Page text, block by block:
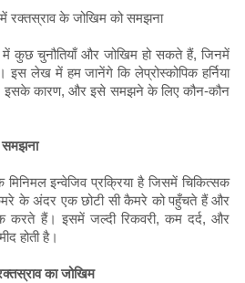
कुछ चुनौतियाँ और जोखिम हो सकते हैं, जिनमें
लेख में हम जानेंगे कि लेप्रोस्कोपिक हर्निया
है, इसके कारण, और इसे समझने के लिए कौन-कौन
समझना
मिनिमल इन्वेजिव प्रक्रिया है जिसमें चिकित्सक
के अंदर एक छोटी सी कैमरे को पहुँचते हैं और
करते हैं। इसमें जल्दी रिकवरी, कम दर्द, और
होती है।
का जोखिम